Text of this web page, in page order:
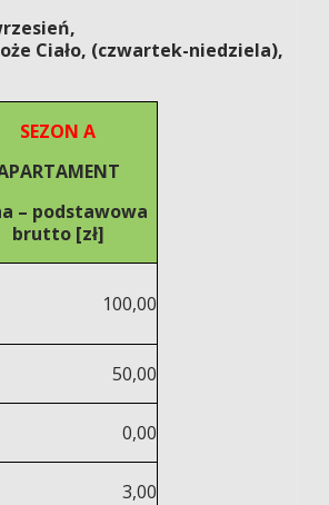
Ciało, (czwartek-niedziela),
SEZON A
– podstawowa
brutto [zł]
100,00
50,00
0,00
3,00